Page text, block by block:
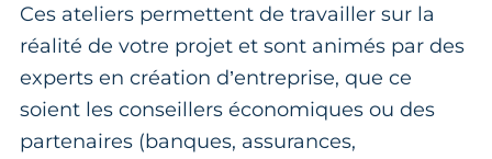
Ces ateliers permettent de travailler sur la
réalité de votre projet et sont animés par des
experts en création d’entreprise, que ce
soient les conseillers économiques ou des
partenaires (banques, assurances,